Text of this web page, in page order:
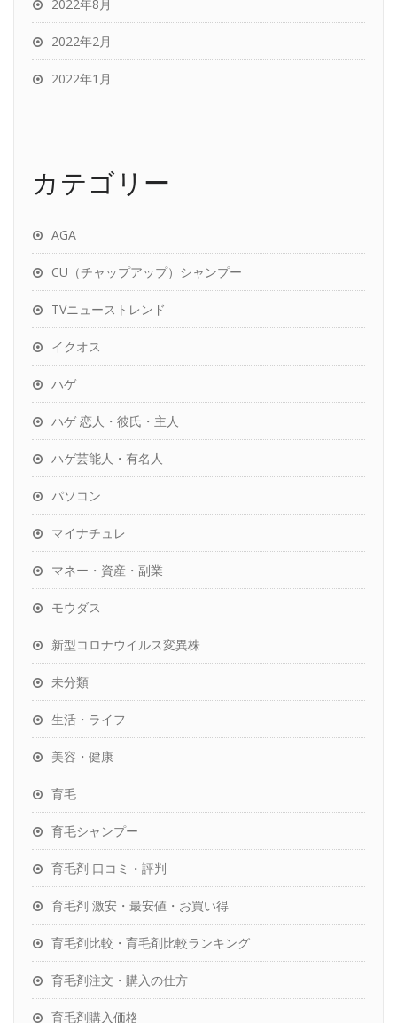
2022年8月
2022年2月
2022年1月
カテゴリー
AGA
CU（チャップアップ）シャンプー
TVニューストレンド
イクオス
ハゲ
ハゲ 恋人・彼氏・主人
ハゲ芸能人・有名人
パソコン
マイナチュレ
マネー・資産・副業
モウダス
新型コロナウイルス変異株
未分類
生活・ライフ
美容・健康
育毛
育毛シャンプー
育毛剤 口コミ・評判
育毛剤 激安・最安値・お買い得
育毛剤比較・育毛剤比較ランキング
育毛剤注文・購入の仕方
育毛剤購入価格